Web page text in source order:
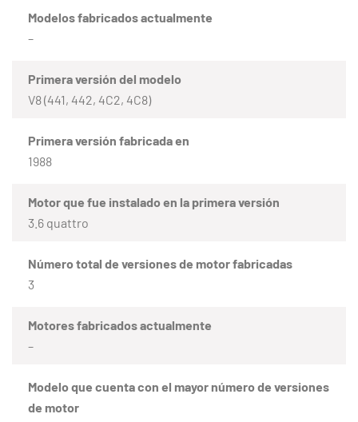
Modelos fabricados actualmente
–
Primera versión del modelo
V8 (441, 442, 4C2, 4C8)
Primera versión fabricada en
1988
Motor que fue instalado en la primera versión
3.6 quattro
Número total de versiones de motor fabricadas
3
Motores fabricados actualmente
–
Modelo que cuenta con el mayor número de versiones
de motor